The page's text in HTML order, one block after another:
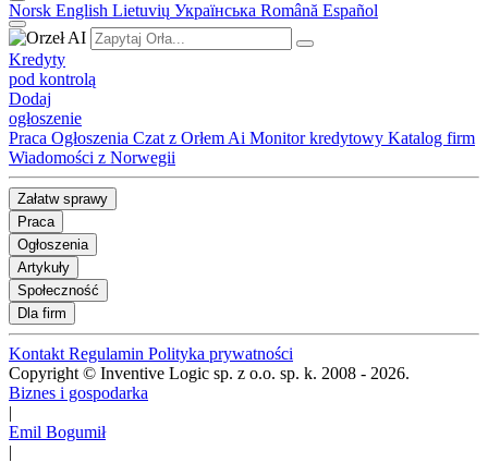
Norsk English Lietuvių Українська Română Español
Kredyty
pod kontrolą
Dodaj
ogłoszenie
Praca Ogłoszenia Czat z Orłem Ai Monitor kredytowy Katalog firm
Wiadomości z Norwegii
Załatw sprawy
Praca
Ogłoszenia
Artykuły
Społeczność
Dla firm
Kontakt Regulamin Polityka prywatności
Copyright © Inventive Logic sp. z o.o. sp. k. 2008 - 2026.
Biznes i gospodarka
|
Emil Bogumił
|